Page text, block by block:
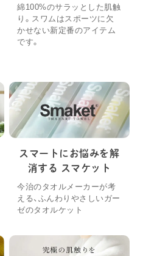
綿100%のサラッとした肌触
り。スワムはスポーツに欠
かせない新定番のアイテム
です。
スマートにお悩みを解
消する スマケット
今治のタオルメーカーが考
える、ふんわりやさしいガー
ゼのタオルケット